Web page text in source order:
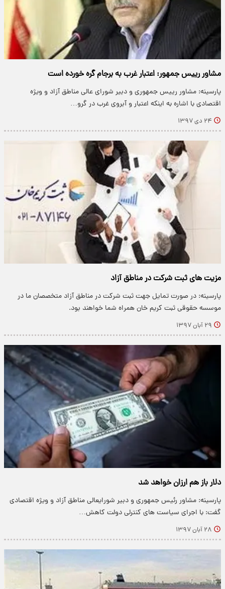
مشاور رییس جمهور: اعتبار غرب به برجام گره خورده است
پارسینه: مشاور رییس جمهوری و دبیر شورای عالی مناطق آزاد و ویژه
اقتصادی با اشاره به اینکه اعتبار و آبروی غرب در گرو…
۲۴ دی ۱۳۹۷
مزیت های ثبت شرکت در مناطق آزاد
پارسینه: در صورت تمایل جهت ثبت شرکت در مناطق آزاد متخصصان ما در
موسسه حقوقی ثبت کریم خان همراه شما خواهند بود.
۲۹ آبان ۱۳۹۷
دلار باز هم ارزان خواهد شد
پارسینه: مشاور رئیس جمهوری و دبیر شورایعالی مناطق آزاد و ویژه اقتصادی
گفت: با اجرای سیاست های کنترلی دولت کاهش…
۲۸ آبان ۱۳۹۷